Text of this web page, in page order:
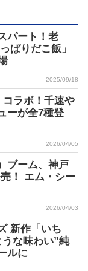
パート！老
ぱりだこ飯」
2025/09/18
コラボ！千速や
ーが全7種登
2026/04/05
ブーム、神戸
！ エム・シー
2026/04/03
新作「いち
な味わい”純
ルに